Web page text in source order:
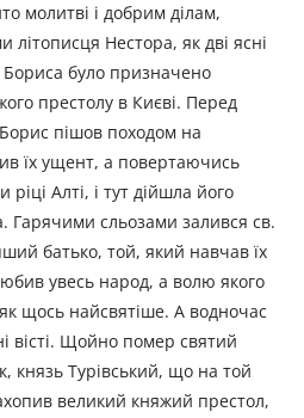
молитві і добрим ділам,
літописця Нестора, як дві ясні
Бориса було призначено
престолу в Києві. Перед
пішов походом на
їх ущент, а повертаючись
Алті, і тут дійшла його
Гарячими сльозами залився св.
батько, той, який навчав їх
увесь народ, а волю якого
щось найсвятіше. А водночас
вісті. Щойно помер святий
князь Турівський, що на той
великий княжий престол,